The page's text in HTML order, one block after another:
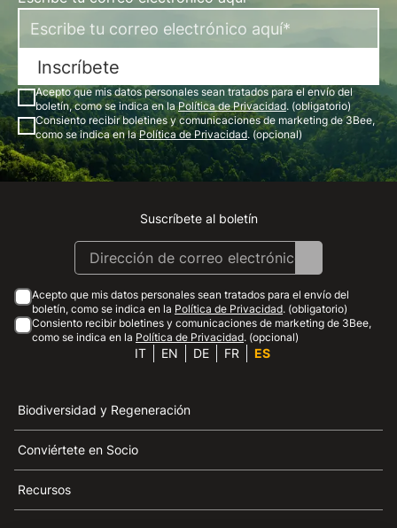
Inscríbete
Acepto que mis datos personales sean tratados para el envío del
boletín, como se indica en laPolítica de Privacidad. (obligatorio)
Consiento recibir boletines y comunicaciones de marketing de 3Bee,
como se indica en laPolítica de Privacidad. (opcional)
Instagram
Facebook
Linkedin
Youtube
Suscríbete al boletín
Acepto que mis datos personales sean tratados para el envío del
boletín, como se indica en la Política de Privacidad. (obligatorio)
Consiento recibir boletines y comunicaciones de marketing de 3Bee,
como se indica en la Política de Privacidad. (opcional)
IT EN DE FR ES
Biodiversidad y Regeneración
Conviértete en Socio
Recursos